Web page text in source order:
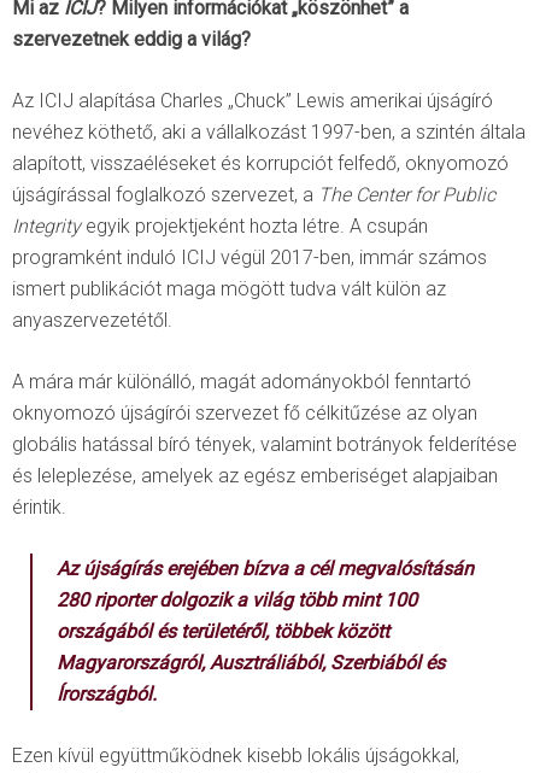
Mi az ICIJ? Milyen információkat „köszönhet” a
szervezetnek eddig a világ?
Az ICIJ alapítása Charles „Chuck” Lewis amerikai újságíró
nevéhez köthető, aki a vállalkozást 1997-ben, a szintén általa
alapított, visszaéléseket és korrupciót felfedő, oknyomozó
újságírással foglalkozó szervezet, a The Center for Public
Integrityegyik projektjeként hozta létre. A csupán
programként induló ICIJ végül 2017-ben, immár számos
ismert publikációt maga mögött tudva vált külön az
anyaszervezetétől.
A mára már különálló, magát adományokból fenntartó
oknyomozó újságírói szervezet fő célkitűzése az olyan
globális hatással bíró tények, valamint botrányok felderítése
és leleplezése, amelyek az egész emberiséget alapjaiban
érintik.
Az újságírás erejében bízva a cél megvalósításán
280 riporter dolgozik a világ több mint 100
országából és területéről, többek között
Magyarországról, Ausztráliából, Szerbiából és
Írországból.
Ezen kívül együttműködnek kisebb lokális újságokkal,